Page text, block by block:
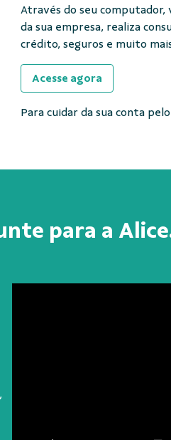
Através do seu computador,
da sua empresa, realiza
crédito, seguros e muito
Acesse agora
Para cuidar da sua conta
para a